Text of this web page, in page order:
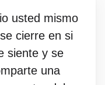
usted mismo
cierre en si
siente y se
una